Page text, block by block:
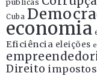
públicas
Cuba
economia
Eficiência eleições
Direito impostos